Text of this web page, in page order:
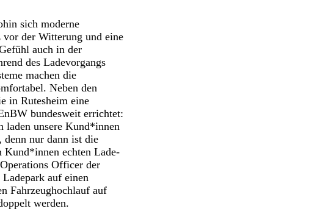
sich moderne
der Witterung und eine
auch in der
des Ladevorgangs
machen die
Neben den
in Rutesheim eine
bundesweit errichtet:
laden unsere Kund*innen
denn nur dann ist die
Kund*innen echten Lade-
Officer der
auf einen
Fahrzeughochlauf auf
werden.